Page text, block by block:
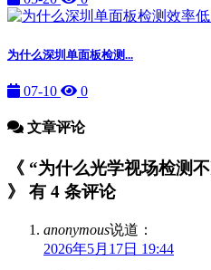
为什么深圳单面板检测...
07-10 0
文章评论
《 “为什么光学视场检测
》 有 4 条评论
anonymous说道：
2026年5月17日 19:44